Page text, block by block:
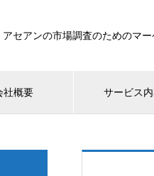
アセアンの市場調査のためのマ
社概要 サービス